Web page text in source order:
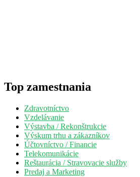
Top zamestnania
Zdravotníctvo
Vzdelávanie
Výstavba / Rekonštrukcie
Výskum trhu a zákazníkov
Účtovníctvo / Financie
Telekomunikácie
Reštaurácia / Stravovacie služby
Predaj a Marketing